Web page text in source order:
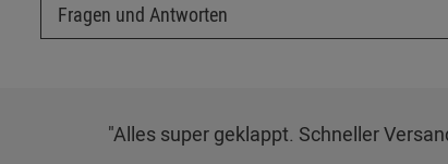
Fragen und Antworten
"Alles super geklappt. Schneller